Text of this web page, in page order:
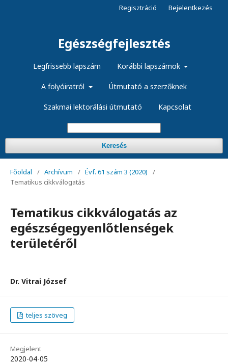
Egészségfejlesztés
Legfrissebb lapszám Korábbi lapszámok
A folyóiratról Útmutató a szerzőknek
Szakmai lektorálási útmutató Kapcsolat
Keresés
Regisztráció Bejelentkezés
Főoldal / Archívum / Évf. 61 szám 3 (2020)
/
Tematikus cikkválogatás
Tematikus cikkválogatás az
egészségegyenlőtlenségek
területéről
Dr. Vitrai József
teljes szöveg
Megjelent
2020-04-05